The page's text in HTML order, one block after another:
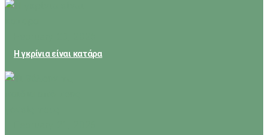
Η γκρίνια είναι κατάρα